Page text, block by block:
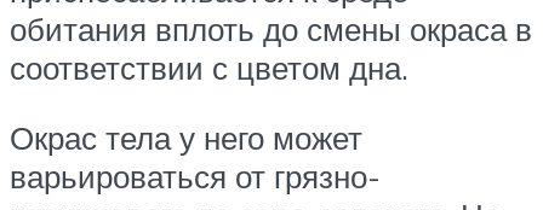
обитания вплоть до смены окраса в
соответствии с цветом дна.
Окрас тела у него может
варьироваться от грязно-